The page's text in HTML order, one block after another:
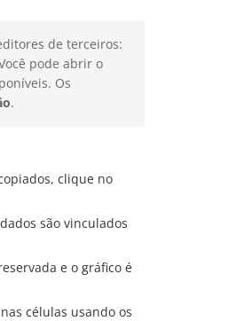
de terceiros:
pode abrir o
Os
.
clique no
são vinculados
e o gráfico é
células usando os